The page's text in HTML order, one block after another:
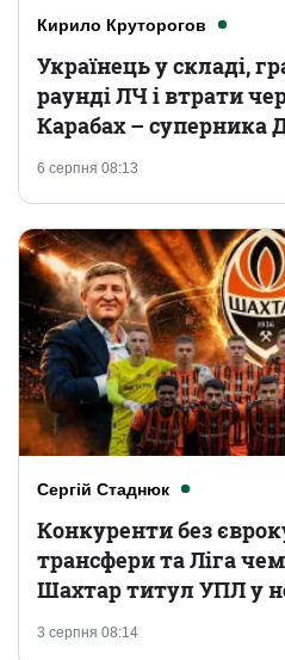
Кирило Круторогов
6 серпня 08:13
Українець у складі,
раунді ЛЧ і втрати
Карабах – суперника
Сергій Стаднюк
3 серпня 08:14
Конкуренти без
трансфери та Ліга
Шахтар титул УПЛ у